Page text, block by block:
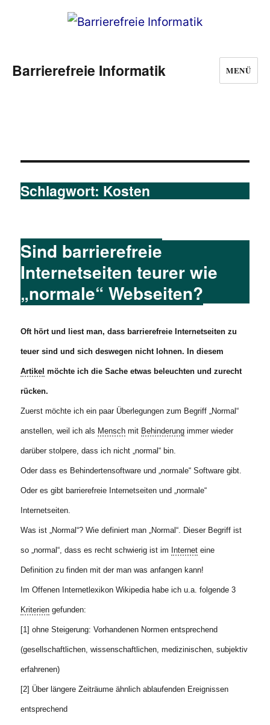
Barrierefreie Informatik MENÜ
Schlagwort: Kosten
Sind barrierefreie
Internetseiten teurer wie
„normale“ Webseiten?
Oft hört und liest man, dass barrierefreie Internetseiten zu
teuer sind und sich deswegen nicht lohnen. In diesem
Artikel möchte ich die Sache etwas beleuchten und zurecht
rücken.
Zuerst möchte ich ein paar Überlegungen zum Begriff „Normal“
anstellen, weil ich als Mensch mit Behinderung immer wieder
darüber stolpere, dass ich nicht „normal“ bin.
Oder dass es Behindertensoftware und „normale“ Software gibt.
Oder es gibt barrierefreie Internetseiten und „normale“
Internetseiten.
Was ist „Normal“? Wie definiert man „Normal“. Dieser Begriff ist
so „normal“, dass es recht schwierig ist im Internet eine
Definition zu finden mit der man was anfangen kann!
Im Offenen Internetlexikon Wikipedia habe ich u.a. folgende 3
Kriterien gefunden:
[1] ohne Steigerung: Vorhandenen Normen entsprechend
(gesellschaftlichen, wissenschaftlichen, medizinischen, subjektiv
erfahrenen)
[2] Über längere Zeiträume ähnlich ablaufenden Ereignissen
entsprechend